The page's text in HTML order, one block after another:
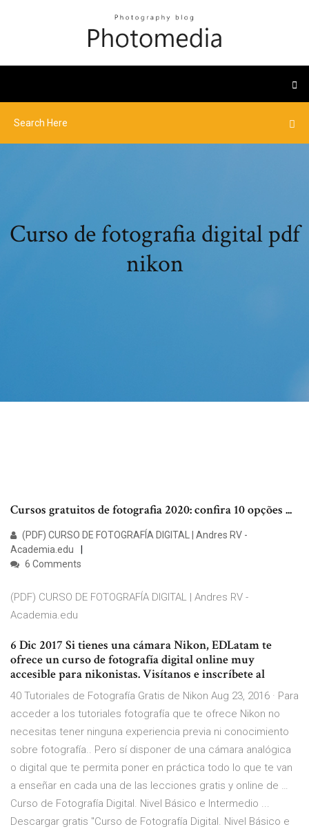
Curso de fotografia digital pdf
nikon
Cursos gratuitos de fotografia 2020: confira 10 opções ...
(PDF) CURSO DE FOTOGRAFÍA DIGITAL | Andres RV -
Academia.edu
6 Comments
(PDF) CURSO DE FOTOGRAFÍA DIGITAL | Andres RV -
Academia.edu
6 Dic 2017 Si tienes una cámara Nikon, EDLatam te
ofrece un curso de fotografía digital online muy
accesible para nikonistas. Visítanos e inscríbete al
40 Tutoriales de Fotografía Gratis de Nikon Aug 23, 2016 · Para
acceder a los tutoriales fotografía que te ofrece Nikon no
necesitas tener ninguna experiencia previa ni conocimiento
sobre fotografía.. Pero sí disponer de una cámara analógica
o digital que te permita poner en práctica todo lo que te van
a enseñar en cada una de las lecciones gratis y online de …
Curso de Fotografía Digital. Nivel Básico e Intermedio ...
Descargar gratis "Curso de Fotografía Digital. Nivel Básico e